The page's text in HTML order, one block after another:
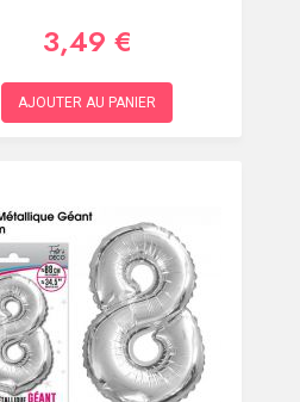
3,49 €
AJOUTER AU PANIER